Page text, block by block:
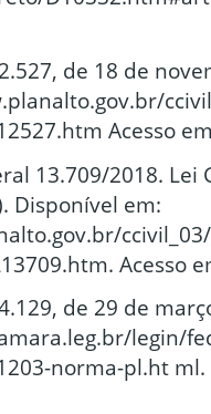
de 18 de
Acesso
13.709/2018.
Disponível em:
Acesso
de 29 de
legin/
norma-pl.ht